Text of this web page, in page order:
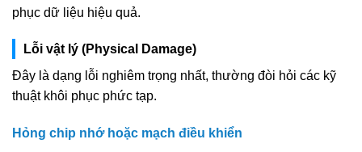
phục dữ liệu hiệu quả.
Lỗi vật lý (Physical Damage)
Đây là dạng lỗi nghiêm trọng nhất, thường đòi hỏi các kỹ
thuật khôi phục phức tạp.
Hỏng chip nhớ hoặc mạch điều khiển